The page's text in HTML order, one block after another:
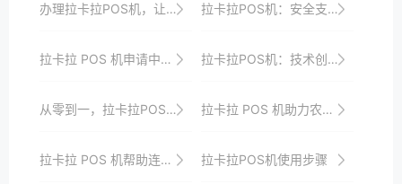
办理拉卡拉POS机，让您的支付变得更加便捷 拉卡拉POS机：安全支付，从细节做起
拉卡拉 POS 机申请中需要注意的风险 拉卡拉POS机：技术创新，引领支付潮流，商家首选
从零到一，拉卡拉POS机办理步骤全解析 拉卡拉 POS 机助力农业合作社：农产品销售支付更顺畅
拉卡拉 POS 机帮助连锁便利店优化供应链支付，降低成本案例 拉卡拉POS机使用步骤